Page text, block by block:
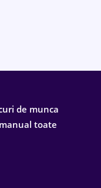
de munca
toate